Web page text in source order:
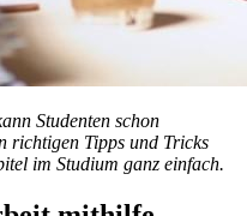
Studenten schon
richtigen Tipps und Tricks
im Studium ganz einfach.